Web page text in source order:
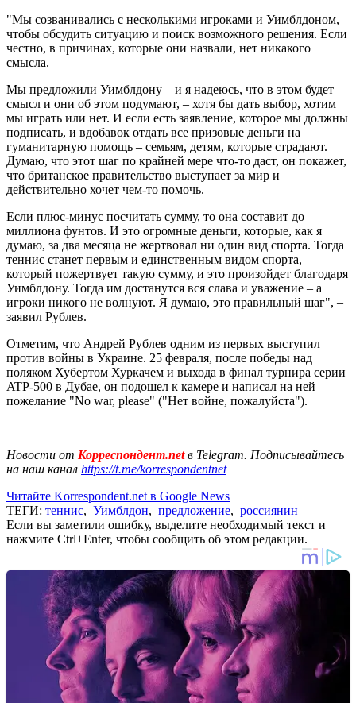
"Мы созванивались с несколькими игроками и Уимблдоном,
чтобы обсудить ситуацию и поиск возможного решения. Если
честно, в причинах, которые они назвали, нет никакого
смысла.
Мы предложили Уимблдону – и я надеюсь, что в этом будет
смысл и они об этом подумают, – хотя бы дать выбор, хотим
мы играть или нет. И если есть заявление, которое мы должны
подписать, и вдобавок отдать все призовые деньги на
гуманитарную помощь – семьям, детям, которые страдают.
Думаю, что этот шаг по крайней мере что-то даст, он покажет,
что британское правительство выступает за мир и
действительно хочет чем-то помочь.
Если плюс-минус посчитать сумму, то она составит до
миллиона фунтов. И это огромные деньги, которые, как я
думаю, за два месяца не жертвовал ни один вид спорта. Тогда
теннис станет первым и единственным видом спорта,
который пожертвует такую сумму, и это произойдет благодаря
Уимблдону. Тогда им достанутся вся слава и уважение – а
игроки никого не волнуют. Я думаю, это правильный шаг", –
заявил Рублев.
Отметим, что Андрей Рублев одним из первых выступил
против войны в Украине. 25 февраля, после победы над
поляком Хубертом Хуркачем и выхода в финал турнира серии
ATP-500 в Дубае, он подошел к камере и написал на ней
пожелание "No war, please" ("Нет войне, пожалуйста").
Новости от Корреспондент.netв Telegram. Подписывайтесь
на наш канал https://t.me/korrespondentnet
Читайте Korrespondent.net в Google News
ТЕГИ: теннис, Уимблдон, предложение, россиянин
Если вы заметили ошибку, выделите необходимый текст и
нажмите Ctrl+Enter, чтобы сообщить об этом редакции.